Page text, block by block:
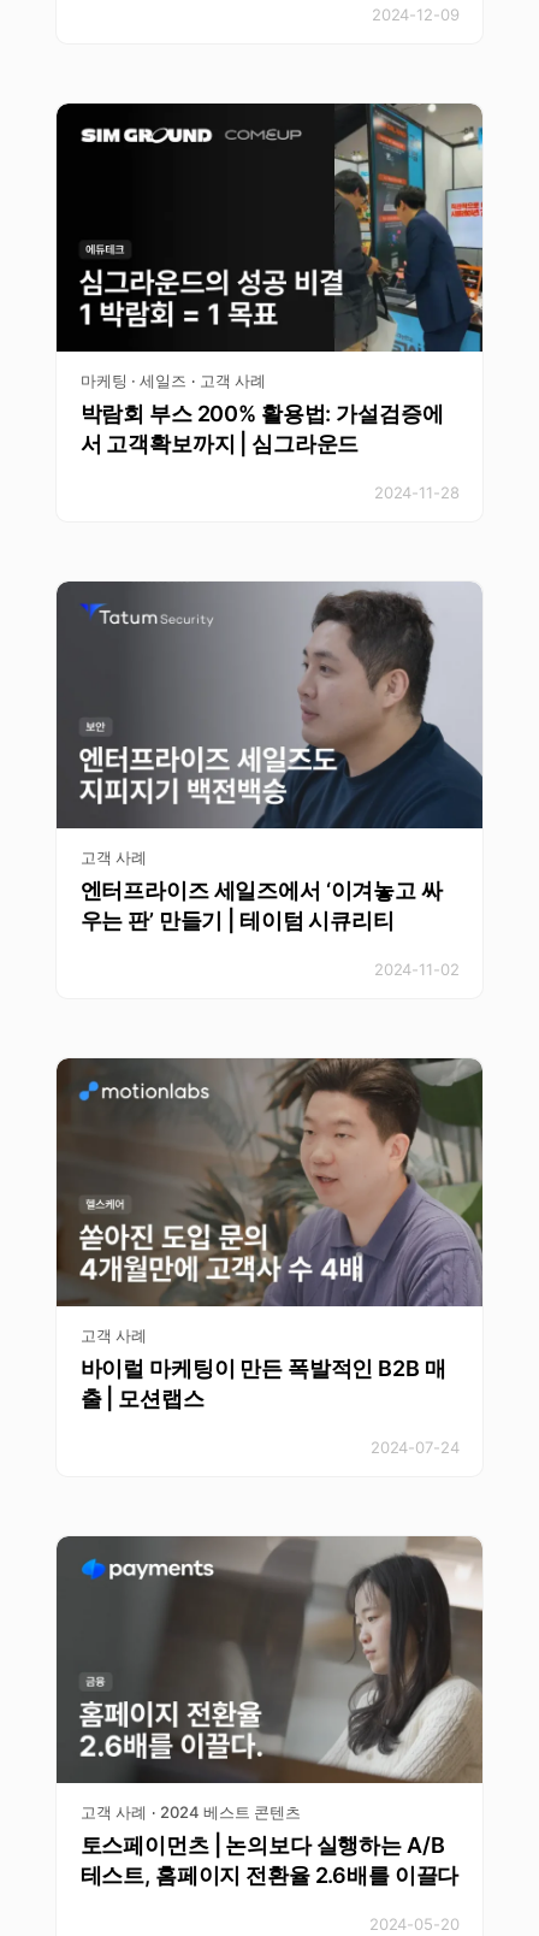
2024-12-09
마케팅 · 세일즈 · 고객 사례
박람회 부스 200% 활용법: 가설검증에
서 고객확보까지 | 심그라운드
2024-11-28
고객 사례
엔터프라이즈 세일즈에서 ‘이겨놓고 싸
우는 판’ 만들기 | 테이텀 시큐리티
2024-11-02
고객 사례
바이럴 마케팅이 만든 폭발적인 B2B 매
출 | 모션랩스
2024-07-24
고객 사례 · 2024 베스트 콘텐츠
토스페이먼츠 | 논의보다 실행하는 A/B
테스트, 홈페이지 전환율 2.6배를 이끌다
2024-05-20